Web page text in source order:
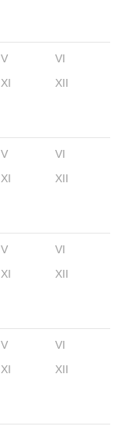
V
VI
XI XII
V
VI
XI XII
V
VI
XI XII
V
VI
XI XII